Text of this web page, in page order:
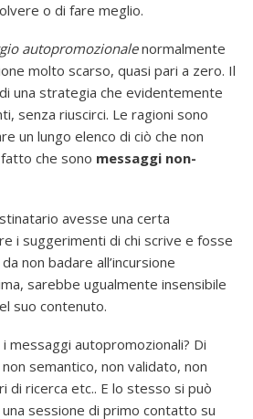
o di fare meglio.
autopromozionalenormalmente
molto scarso, quasi pari a zero. Il
di una strategia che evidentemente
senza riuscirci. Le ragioni sono
un lungo elenco di ciò che non
che sono messaggi non-
avesse una certa
i suggerimenti di chi scrive e fosse
non badare all’incursione
sarebbe ugualmente insensibile
suo contenuto.
messaggi autopromozionali? Di
semantico, non validato, non
ricerca etc.. E lo stesso si può
sessione di primo contatto su